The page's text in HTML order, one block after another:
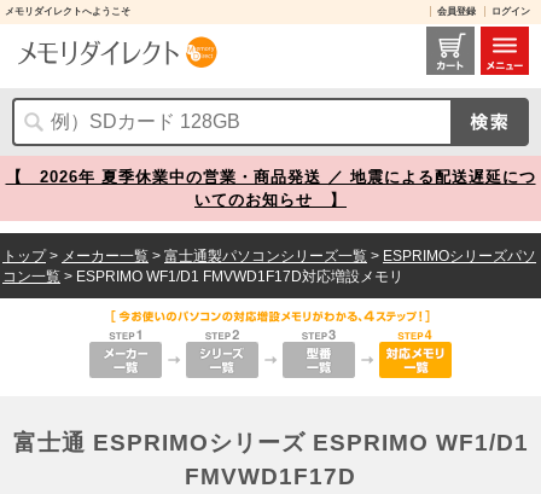
メモリダイレクトへようこそ 会員登録 ログイン
富士通 ESPRIMOシリーズ ESPRIMO WF1/D1 FMVWD1F17D 対応増設メモリ メモリダイレクト
【 2026年 夏季休業中の営業・商品発送 ／ 地震による配送遅延につ
いてのお知らせ 】
トップ> メーカー一覧 > 富士通製パソコンシリーズ一覧 > ESPRIMOシリーズパソ
コン一覧 > ESPRIMO WF1/D1 FMVWD1F17D対応増設メモリ
富士通 ESPRIMOシリーズ ESPRIMO WF1/D1
FMVWD1F17D